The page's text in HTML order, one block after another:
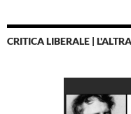
CRITICA LIBERALE |